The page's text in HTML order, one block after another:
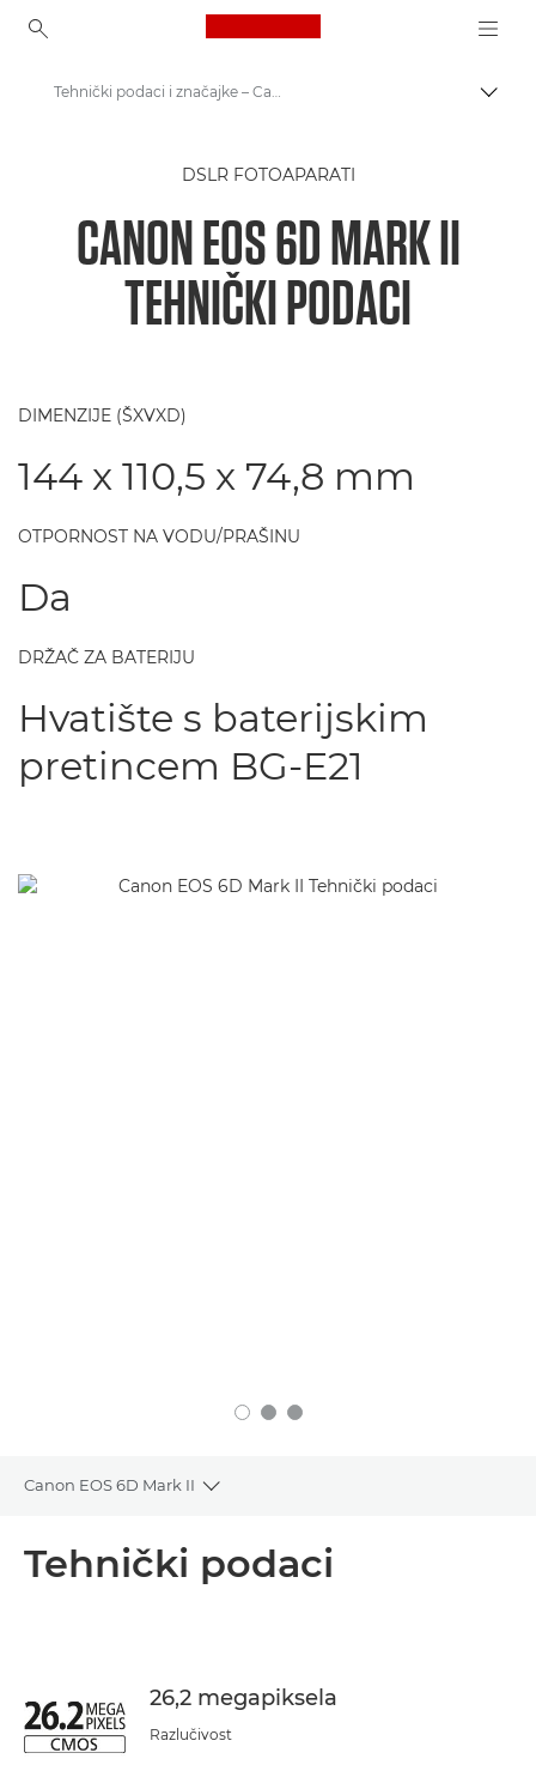
Canon Logo, back to
Digitalni fotoaparati
Canon EOS 6D Mark II – fotoaparati
Tehnički podaci i značajke – Canon EOS 6D Mark II
DSLR FOTOAPARATI
CANON EOS 6D MARK II
TEHNIČKI PODACI
DIMENZIJE (ŠXVXD)
144 x 110,5 x 74,8 mm
OTPORNOST NA VODU/PRAŠINU
Da
DRŽAČ ZA BATERIJU
Hvatište s baterijskim
pretincem BG-E21
Canon EOS 6D Mark II
Toggle breadcrumbs
Tehnički podaci
26,2 megapiksela
Razlučivost